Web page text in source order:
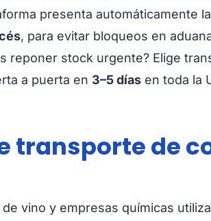
presenta automáticamente la
, para evitar bloqueos en
reponer stock urgente? Elige
a puerta en 3–5 días en toda la
transporte de
vino y empresas químicas